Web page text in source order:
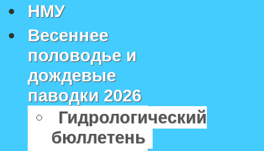
НМУ
Весеннее
половодье и
дождевые
паводки 2026
Гидрологический
бюллетень